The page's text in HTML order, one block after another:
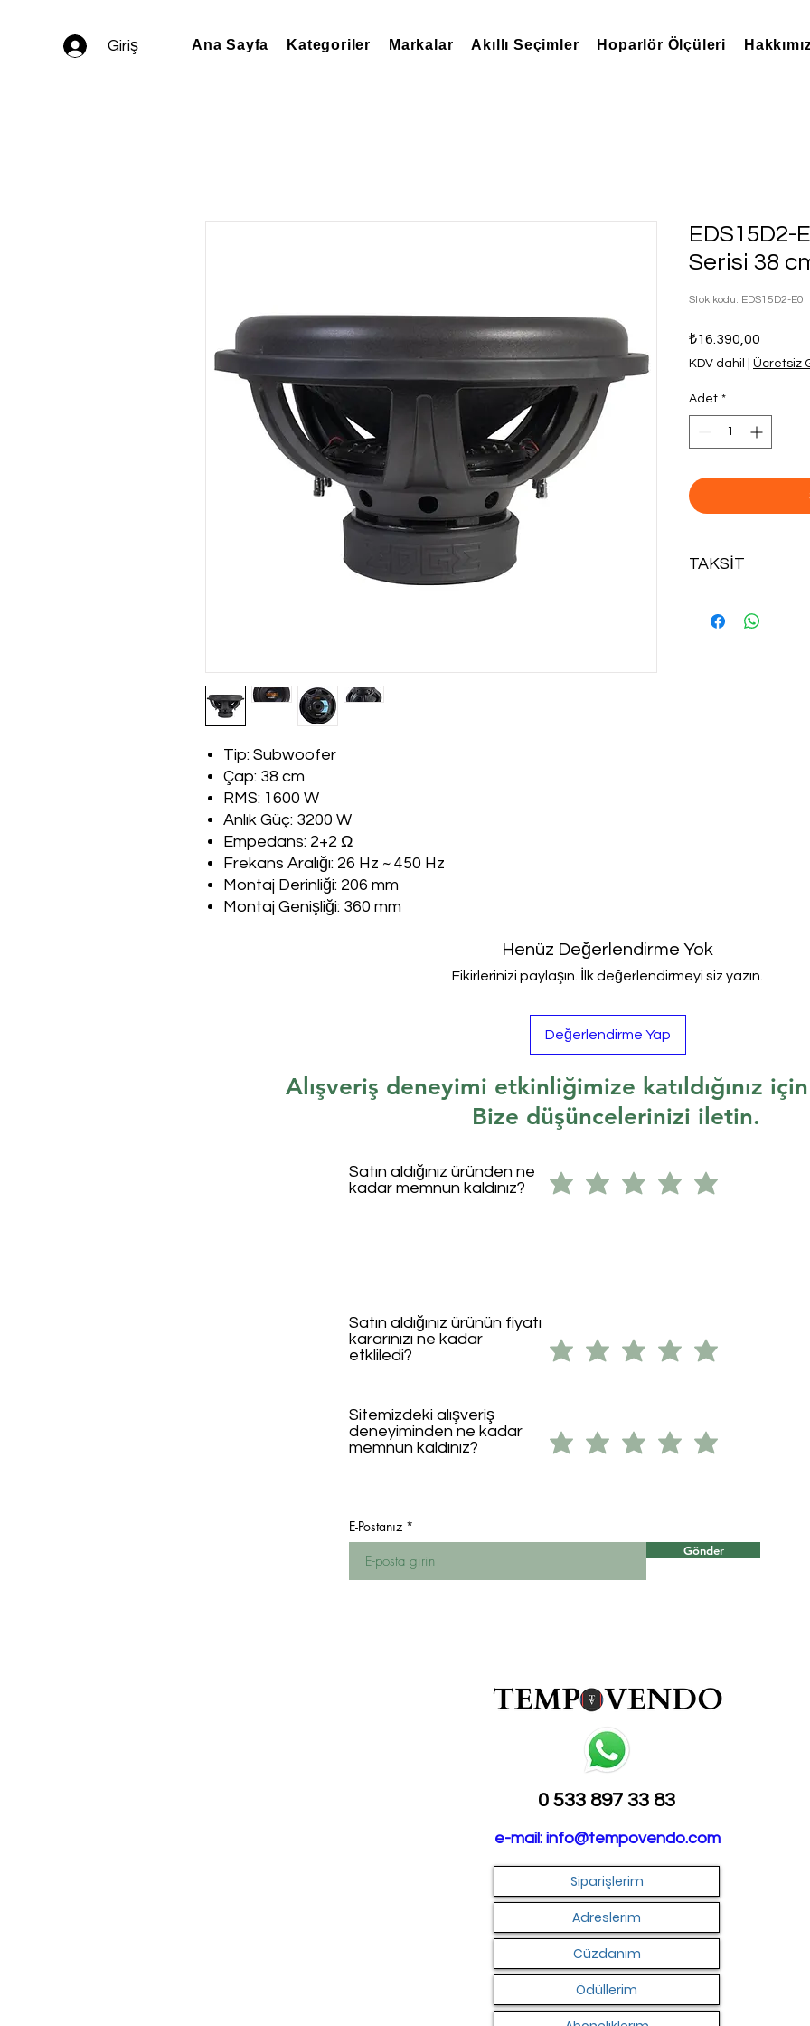
Giriş Ana Sayfa Kategoriler Markalar Akıllı Seçimler Hoparlör Ölçüleri
Tip: Subwoofer
Çap: 38 cm
RMS: 1600 W
Anlık Güç: 3200 W
Empedans: 2+2 Ω
Frekans Aralığı: 26 Hz ~ 450 Hz
Montaj Derinliği: 206 mm
Montaj Genişliği: 360 mm
EDS15D2-
Serisi 38
Stok kodu: EDS15D2-E0
₺16.390,00
KDV dahil Ücretsiz
Adet *
TAKSİT
İMKANI İÇİN
Henüz Değerlendirme Yok
Fikirlerinizi paylaşın. İlk değerlendirmeyi siz yazın.
Değerlendirme Yap
Alışveriş deneyimi etkinliğimize katıldığınız
Bize düşüncelerinizi iletin.
Satın aldığınız üründen ne
kadar memnun kaldınız?
Satın aldığınız ürünün fiyatı
kararınızı ne kadar
etkliledi?
Sitemizdeki alışveriş
deneyiminden ne kadar
memnun kaldınız?
E-Postanız
Gönder
0 533 897 33 83
e-mail: info@tempovendo.com
Siparişlerim
Adreslerim
Cüzdanım
Ödüllerim